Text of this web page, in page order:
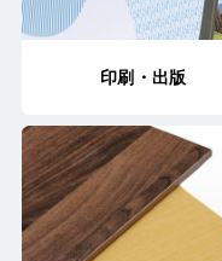
印刷・出版